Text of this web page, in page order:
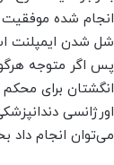
انجام شده موفقیت
شل شدن ایمپلنت
پس اگر متوجه
انگشتان برای
اورژانسی
می‌توان انجام داد